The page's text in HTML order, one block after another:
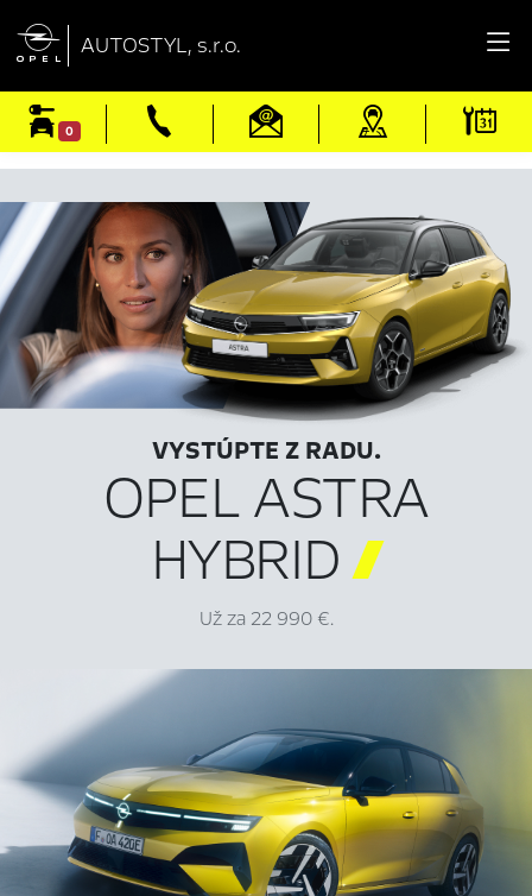
 AUTOSTYL, s.r.o.
0
VYSTÚPTE Z RADU.
OPEL ASTRA
HYBRID
Už za 22 990 €.